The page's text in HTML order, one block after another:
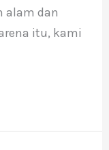
alam dan
itu, kami